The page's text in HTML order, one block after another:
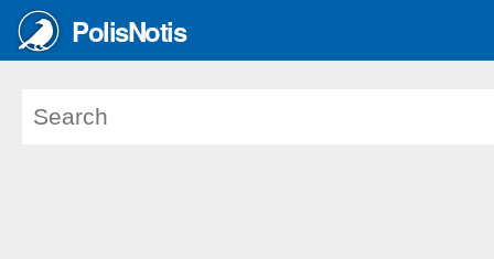
PolisNotis